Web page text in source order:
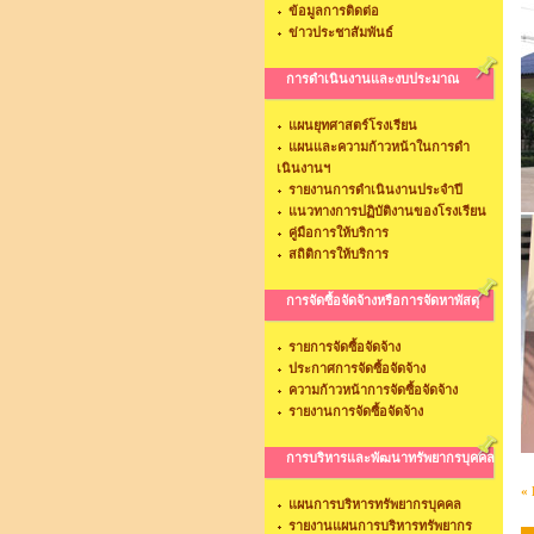
ข้อมูลการติดต่อ
ข่าวประชาสัมพันธ์
การดำเนินงานและงบประมาณ
แผนยุทศาสตร์โรงเรียน
แผนและความก้าวหน้าในการดำ
เนินงานฯ
รายงานการดำเนินงานประจำปี
แนวทางการปฏิบัติงานของโรงเรียน
คู่มือการให้บริการ
สถิติการให้บริการ
การจัดซื้อจัดจ้างหรือการจัดหาพัสดุ
รายการจัดซื้อจัดจ้าง
ประกาศการจัดซื้อจัดจ้าง
ความก้าวหน้าการจัดซื้อจัดจ้าง
รายงานการจัดซื้อจัดจ้าง
การบริหารและพัฒนาทรัพยากรบุคคล
แผนการบริหารทรัพยากรบุคคล
รายงานแผนการบริหารทรัพยากร
«